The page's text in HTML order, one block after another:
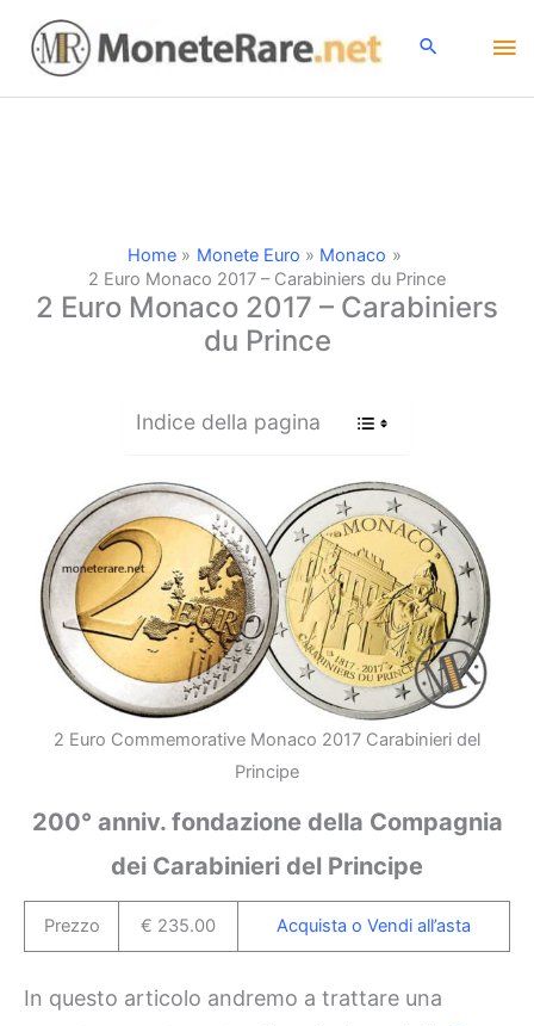
contenuto
Home Monete Euro
Monaco
2 Euro Monaco 2017 – Carabiniers du Prince
2 Euro Monaco 2017 – Carabiniers
du Prince
Indice della pagina
2 Euro Commemorative Monaco 2017 Carabinieri del
Principe
200° anniv. fondazione della Compagnia
dei Carabinieri del Principe
Prezzo € 235.00 Acquista o Vendi all’asta
In questo articolo andremo a trattare una